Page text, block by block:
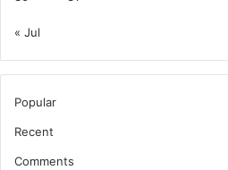
« Jul
Popular
Recent
Comments